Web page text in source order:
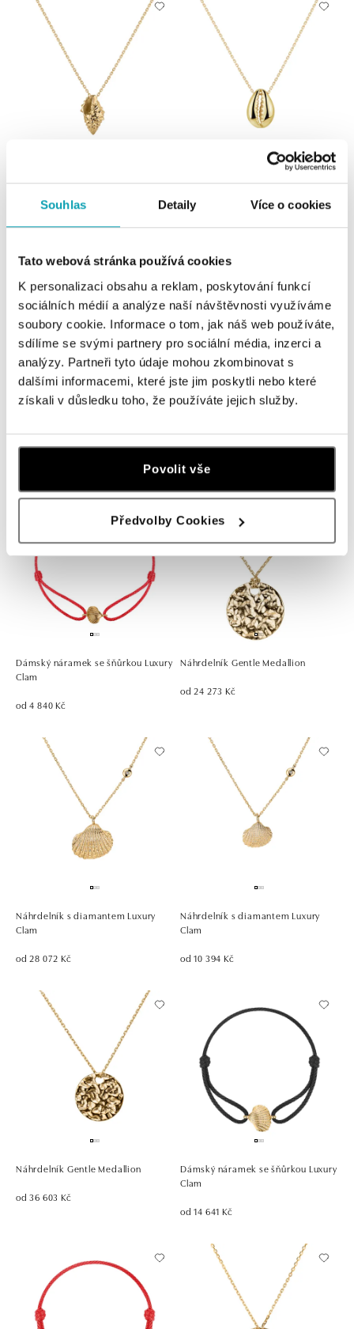
Souhlas Detaily Více o cookies
Tato webová stránka používá cookies
K personalizaci obsahu a reklam, poskytování funkcí
sociálních médií a analýze naší návštěvnosti využíváme
soubory cookie. Informace o tom, jak náš web používáte,
sdílíme se svými partnery pro sociální média, inzerci a
analýzy. Partneři tyto údaje mohou zkombinovat s
dalšími informacemi, které jste jim poskytli nebo které
získali v důsledku toho, že používáte jejich služby.
Povolit vše
Předvolby Cookies
od 17 811 Kč
Náhrdelník Marine Treasure
od 15 839 Kč
Náramek Sparkling Chain
od 26 620 Kč
Náhrdelník s diamantem Sea
od 31 811 Kč
Dámský náramek se šňůrkou Luxury
Clam
od 4 840 Kč
Náhrdelník Gentle Medallion
od 24 273 Kč
Náhrdelník s diamantem Luxury
Clam
od 28 072 Kč
Náhrdelník s diamantem Luxury
Clam
od 10 394 Kč
Náhrdelník Gentle Medallion
od 36 603 Kč
Dámský náramek se šňůrkou Luxury
Clam
od 14 641 Kč